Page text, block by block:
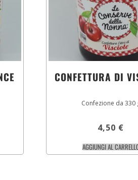
CONFETTURA DI
Confezione da 330
4,50 €
AGGIUNGI AL